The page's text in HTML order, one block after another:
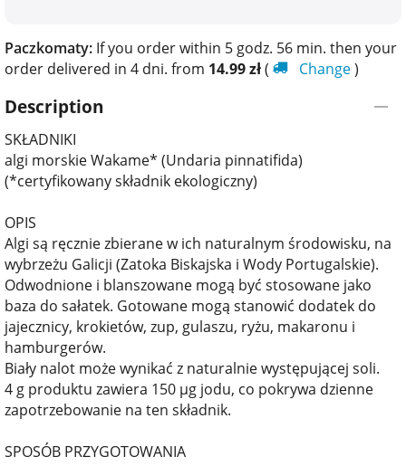
Paczkomaty: If you order within 5 godz. 56 min. then your
order delivered in 4 dni. from 14.99zł( Change)
Description
SKŁADNIKI
algi morskie Wakame* (Undaria pinnatifida)
(*certyfikowany składnik ekologiczny)
OPIS
Algi są ręcznie zbierane w ich naturalnym środowisku, na
wybrzeżu Galicji (Zatoka Biskajska i Wody Portugalskie).
Odwodnione i blanszowane mogą być stosowane jako
baza do sałatek. Gotowane mogą stanowić dodatek do
jajecznicy, krokietów, zup, gulaszu, ryżu, makaronu i
hamburgerów.
Biały nalot może wynikać z naturalnie występującej soli.
4 g produktu zawiera 150 µg jodu, co pokrywa dzienne
zapotrzebowanie na ten składnik.
SPOSÓB PRZYGOTOWANIA